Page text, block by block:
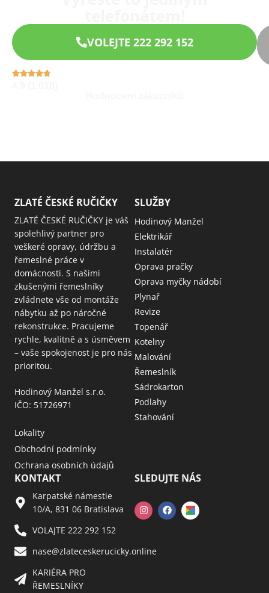
VOLEJTE 222 292 152
ZLATÉ ČESKÉ RUČIČKY
ZLATÉ ČESKÉ RUČIČKY je váš
spolehlivý partner pro
veškeré opravy, údržbu a
řemeslné práce v
domácnosti. S našimi
zkušenými řemeslníky
zvládnete vše od montáže
nábytku až po náročné
rekonstrukce. Pracujeme
rychle, kvalitně a s úsměvem
– vaše spokojenost je pro nás
prioritou.
Hodinový Manžel s.r.o.
IČO: 51726971
Lokality
Obchodní podmínky
Ochrana osobních údajů
SLUŽBY
Hodinový Manžel
Elektrikář
Instalatér
Oprava pračky
Oprava myčky nádobí
Plynař
Revize
Topenář
Kotelny
Malování
Řemeslník
Sádrokarton
Podlahy
Stahování
KONTAKT
Karpatské námestie
10/A, 831 06 Bratislava
VOLAJTE 222 292 152
nase@zlateceskerucicky.online
KARIÉRA PRO
ŘEMESLNÍKY
SLEDUJTE NÁS